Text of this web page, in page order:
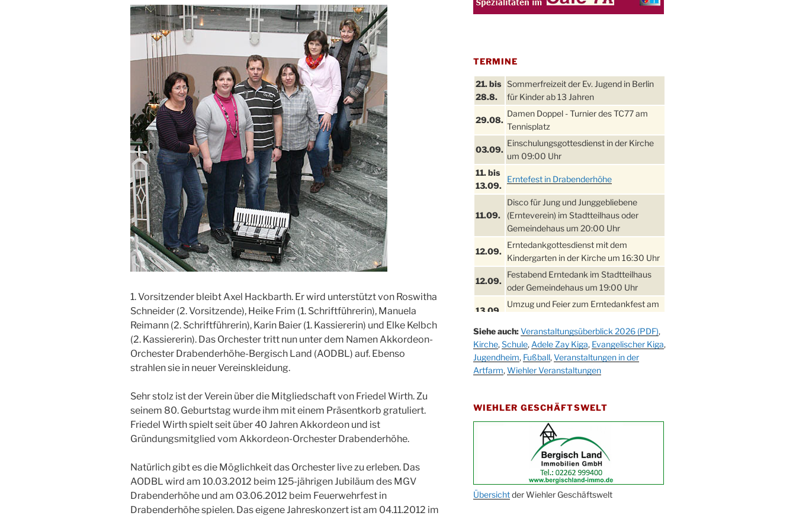
1. Vorsitzender bleibt Axel Hackbarth. Er wird unterstützt von Roswitha
Schneider (2. Vorsitzende), Heike Frim (1. Schriftführerin), Manuela
Reimann (2. Schriftführerin), Karin Baier (1. Kassiererin) und Elke Kelbch
(2. Kassiererin). Das Orchester tritt nun unter dem Namen Akkordeon-
Orchester Drabenderhöhe-Bergisch Land (AODBL) auf. Ebenso
strahlen sie in neuer Vereinskleidung.
Sehr stolz ist der Verein über die Mitgliedschaft von Friedel Wirth. Zu
seinem 80. Geburtstag wurde ihm mit einem Präsentkorb gratuliert.
Friedel Wirth spielt seit über 40 Jahren Akkordeon und ist
Gründungsmitglied vom Akkordeon-Orchester Drabenderhöhe.
Natürlich gibt es die Möglichkeit das Orchester live zu erleben. Das
AODBL wird am 10.03.2012 beim 125-jährigen Jubiläum des MGV
Drabenderhöhe und am 03.06.2012 beim Feuerwehrfest in
Drabenderhöhe spielen. Das eigene Jahreskonzert ist am 04.11.2012 im
TERMINE
21. bis
28.8.
Sommerfreizeit der Ev. Jugend in Berlin
für Kinder ab 13 Jahren
29.08.
Damen Doppel - Turnier des TC77 am
Tennisplatz
03.09.
Einschulungsgottesdienst in der Kirche
um 09:00 Uhr
11. bis
13.09.
Erntefest in Drabenderhöhe
11.09.
Disco für Jung und Junggebliebene
(Ernteverein) im Stadtteilhaus oder
Gemeindehaus um 20:00 Uhr
12.09.
Erntedankgottesdienst mit dem
Kindergarten in der Kirche um 16:30 Uhr
12.09.
Festabend Erntedank im Stadtteilhaus
oder Gemeindehaus um 19:00 Uhr
13.09.
Umzug und Feier zum Erntedankfest am
19.09.
Schlagerabend im Stadtteilhaus
Drabenderhöhe
25. u.
26.09.
Oktoberfest im Cafe XXS
10-12 Uhr
Afterwork-Andacht um 18:00 Uhr in der
Sandmännchen-Gottesdienst in der
Kirche oder im Ev. Gemeindehaus um
18:00 Uhr
11.10.
Oktoberfest MGV im Stadtteilhaus um
Siehe auch: Veranstaltungsüberblick 2026 (PDF),
Kirche,Schule, Adele Zay Kiga, Evangelischer Kiga,
Jugendheim, Fußball,Veranstaltungen in der
Artfarm,Wiehler Veranstaltungen
WIEHLER GESCHÄFTSWELT
Übersichtder Wiehler Geschäftswelt